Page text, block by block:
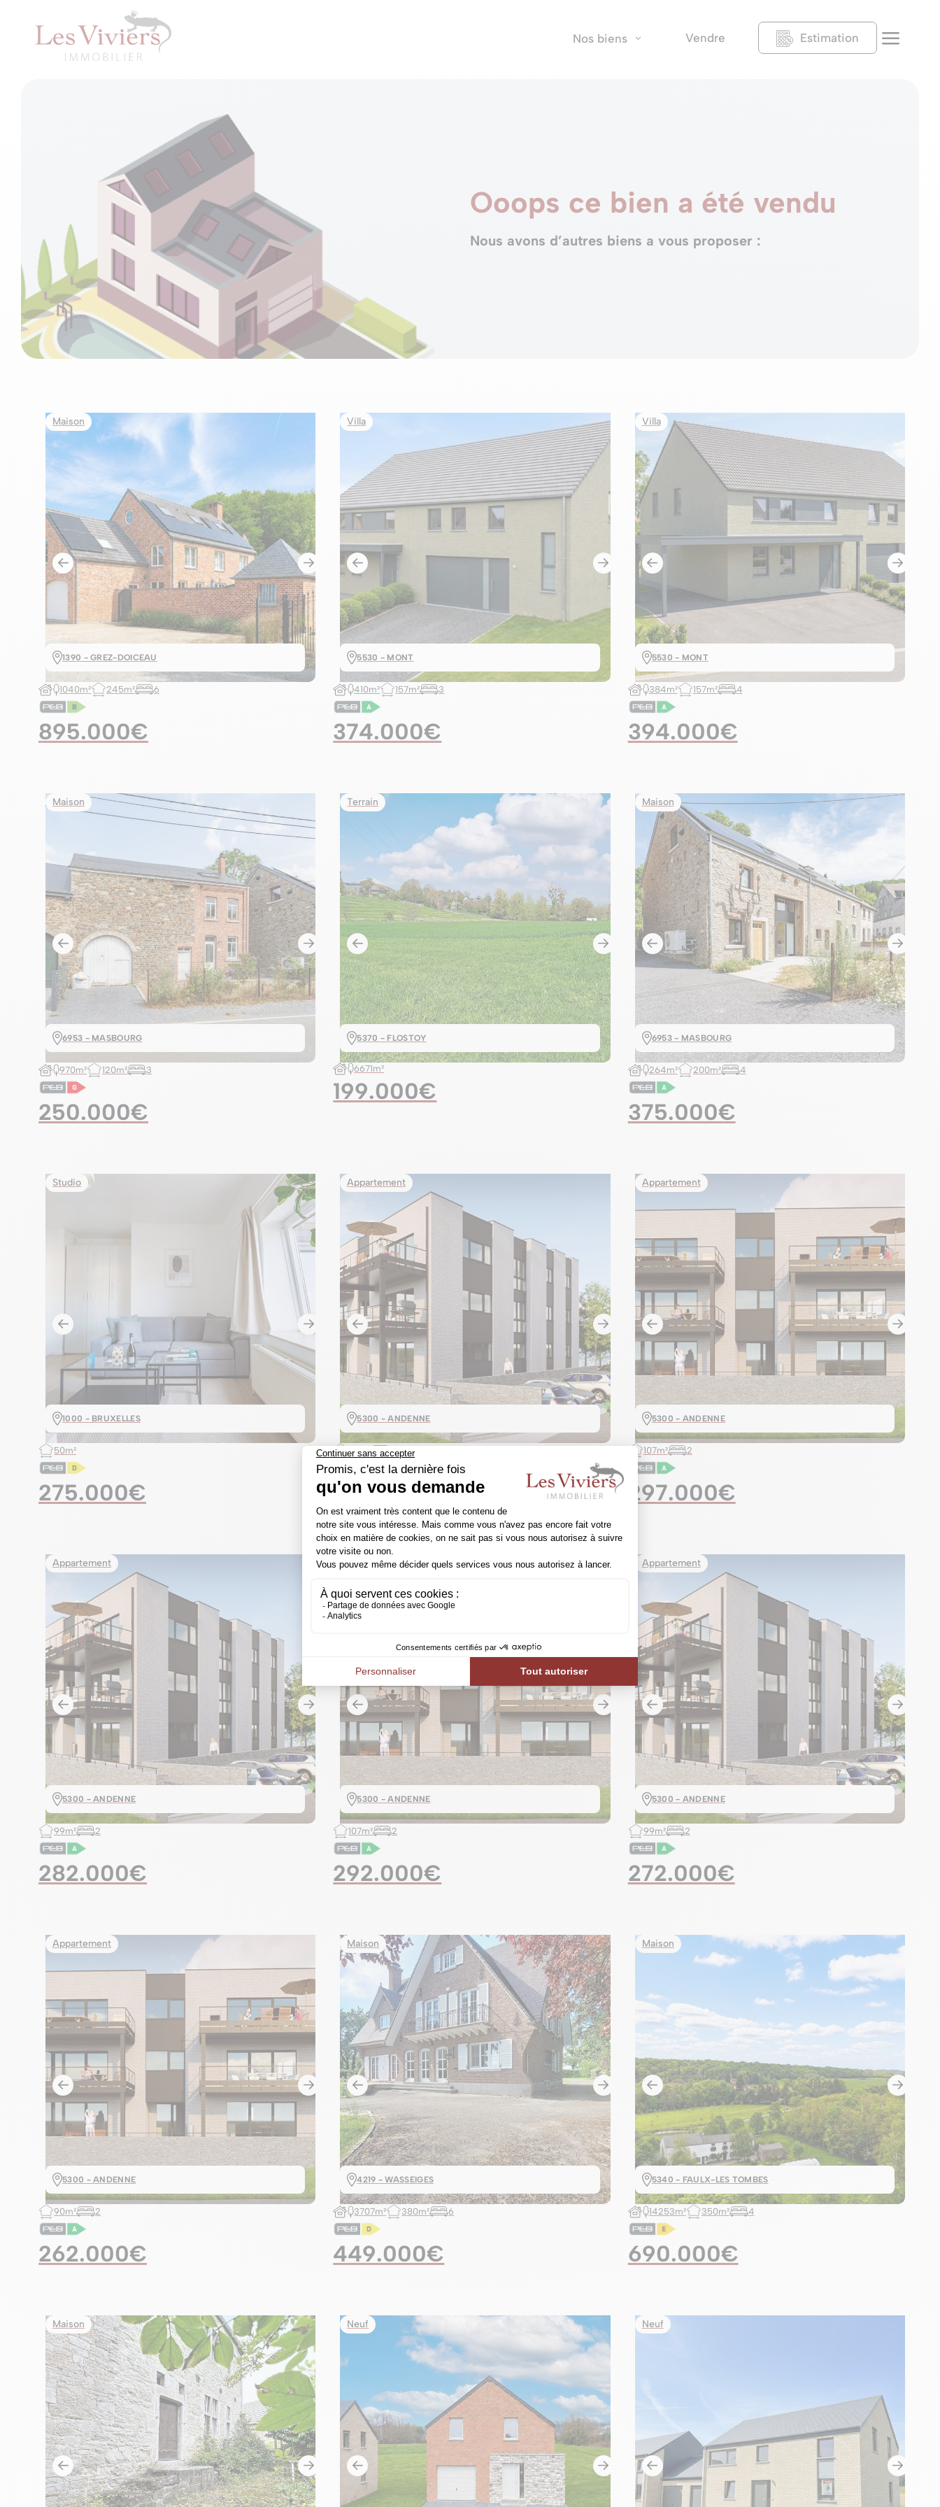
Nos biens Vendre Estimation a
Ooops ce bien a été vendu
Nous avons d’autres biens a vous proposer :
Maison
1390 - GREZ-DOICEAU
1040m² 245m² 6
895.000€
Villa
5530 - MONT
410m² 157m² 3
374.000€
Villa
5530 - MONT
384m² 157m² 4
394.000€
Maison
6953 - MASBOURG
970m² 120m² 3
250.000€
Terrain
5370 - FLOSTOY
6671m²
199.000€
Maison
6953 - MASBOURG
264m² 200m² 4
375.000€
Studio
1000 - BRUXELLES
50m²
275.000€
Appartement
5300 - ANDENNE
99m² 2
287.000€
Appartement
5300 - ANDENNE
107m² 2
297.000€
Appartement
5300 - ANDENNE
99m² 2
282.000€
Appartement
5300 - ANDENNE
107m² 2
292.000€
Appartement
5300 - ANDENNE
99m² 2
272.000€
Appartement
5300 - ANDENNE
90m² 2
262.000€
Maison
4219 - WASSEIGES
3707m² 380m² 6
449.000€
Maison
5340 - FAULX-LES TOMBES
14253m² 350m² 4
690.000€
Maison Neuf Neuf